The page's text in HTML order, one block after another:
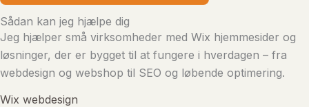
Sådan kan jeg hjælpe dig
Jeg hjælper små virksomheder med Wix hjemmesider og
løsninger, der er bygget til at fungere i hverdagen – fra
webdesign og webshop til SEO og løbende optimering.
Wix webdesign